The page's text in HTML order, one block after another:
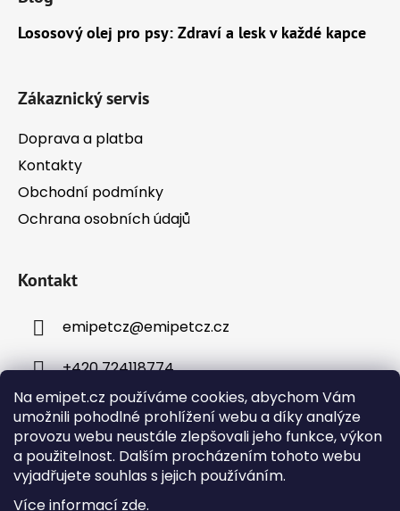
Na emipet.cz používáme cookies, abychom Vám
umožnili pohodlné prohlížení webu a díky analýze
provozu webu neustále zlepšovali jeho funkce, výkon
a použitelnost. Dalším procházením tohoto webu
vyjadřujete souhlas s jejich používáním.
Více informací zde.
Lososový olej pro psy: Zdraví a lesk v každé kapce
Zákaznický servis
Doprava a platba
Kontakty
Obchodní podmínky
Ochrana osobních údajů
Kontakt
emipetcz@emipetcz.cz
+420 724118774
Instagram